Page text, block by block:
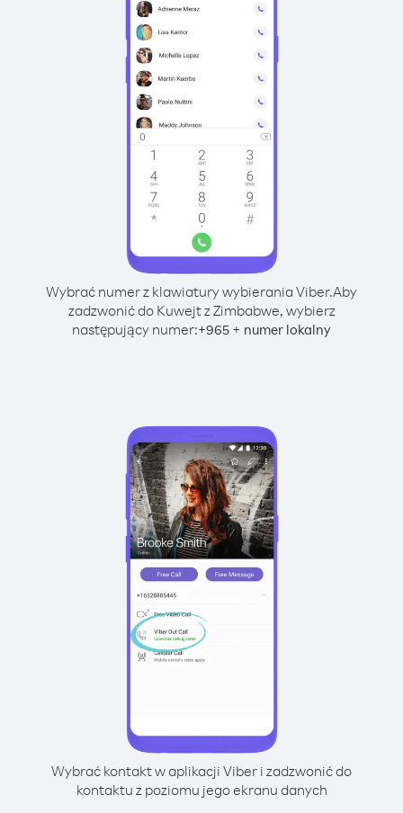
Wybrać numer z klawiatury wybierania Viber.Aby
zadzwonić do Kuwejt z Zimbabwe, wybierz
następujący numer:+965 + numer lokalny
Wybrać kontakt w aplikacji Viber i zadzwonić do
kontaktu z poziomu jego ekranu danych